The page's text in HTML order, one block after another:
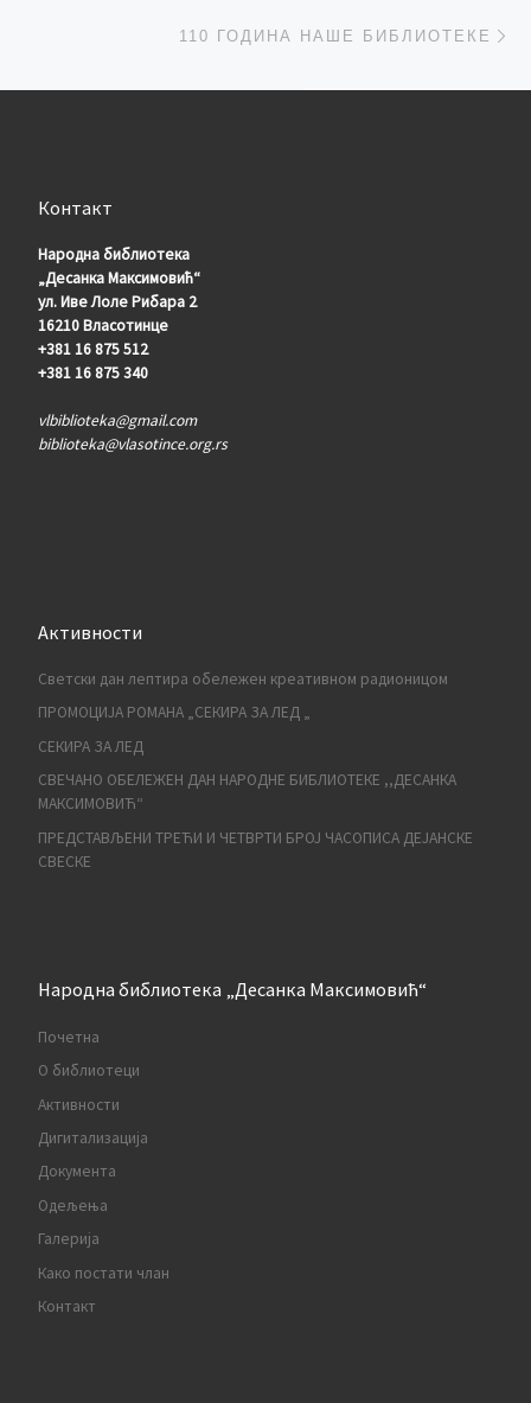
110 ГОДИНА НАШЕ БИБЛИОТЕКЕ
Контакт
Народна библиотека
„Десанка Максимовић“
ул. Иве Лоле Рибара 2
16210 Власотинце
+381 16 875 512
+381 16 875 340
vlbiblioteka@gmail.com
biblioteka@vlasotince.org.rs
Активности
Светски дан лептира обележен креативном радионицом
ПРОМОЦИЈА РОМАНА „СЕКИРА ЗА ЛЕД „
СЕКИРА ЗА ЛЕД
СВЕЧАНО ОБЕЛЕЖЕН ДАН НАРОДНЕ БИБЛИОТЕКЕ ,,ДЕСАНКА
МАКСИМОВИЋ“
ПРЕДСТАВЉЕНИ ТРЕЋИ И ЧЕТВРТИ БРОЈ ЧАСОПИСА ДЕЈАНСКЕ
СВЕСКЕ
Народна библиотека „Десанка Максимовић“
Почетна
О библиотеци
Активности
Дигитализација
Документа
Одељења
Галерија
Како постати члан
Контакт